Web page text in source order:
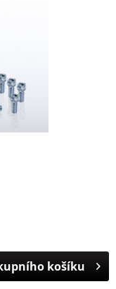
košíku